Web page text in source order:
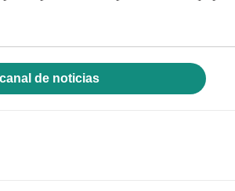
de noticias